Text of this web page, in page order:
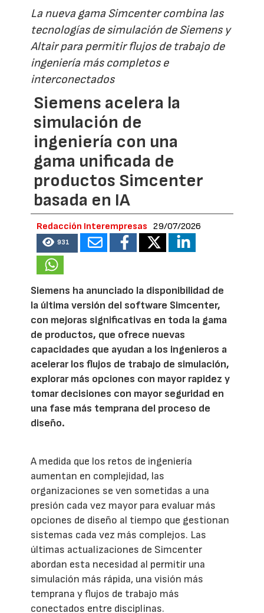
La nueva gama Simcenter combina las
tecnologías de simulación de Siemens y
Altair para permitir flujos de trabajo de
ingeniería más completos e
interconectados
Siemens acelera la
simulación de
ingeniería con una
gama unificada de
productos Simcenter
basada en IA
Redacción Interempresas 29/07/2026
931
Siemens ha anunciado la disponibilidad de
la última versión del software Simcenter,
con mejoras significativas en toda la gama
de productos, que ofrece nuevas
capacidades que ayudan a los ingenieros a
acelerar los flujos de trabajo de simulación,
explorar más opciones con mayor rapidez y
tomar decisiones con mayor seguridad en
una fase más temprana del proceso de
diseño.
A medida que los retos de ingeniería
aumentan en complejidad, las
organizaciones se ven sometidas a una
presión cada vez mayor para evaluar más
opciones de diseño al tiempo que gestionan
sistemas cada vez más complejos. Las
últimas actualizaciones de Simcenter
abordan esta necesidad al permitir una
simulación más rápida, una visión más
temprana y flujos de trabajo más
conectados entre disciplinas.